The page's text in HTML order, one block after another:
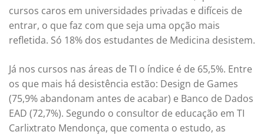
cursos caros em universidades privadas e difíceis de
entrar, o que faz com que seja uma opção mais
refletida. Só 18% dos estudantes de Medicina desistem.
Já nos cursos nas áreas de TI o índice é de 65,5%. Entre
os que mais há desistência estão: Design de Games
(75,9% abandonam antes de acabar) e Banco de Dados
EAD (72,7%). Segundo o consultor de educação em TI
Carlixtrato Mendonça, que comenta o estudo, as